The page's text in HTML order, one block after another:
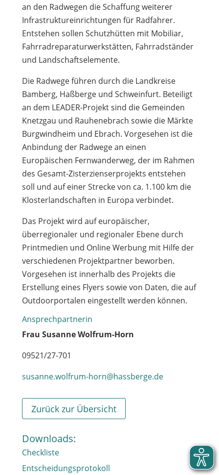
an den Radwegen die Schaffung weiterer
Infrastruktureinrichtungen für Radfahrer.
Entstehen sollen Schutzhütten mit Mobiliar,
Fahrradreparaturwerkstätten, Fahrradständer
und Landschaftselemente.
Die Radwege führen durch die Landkreise
Bamberg, Haßberge und Schweinfurt. Beteiligt
an dem LEADER-Projekt sind die Gemeinden
Knetzgau und Rauhenebrach sowie die Märkte
Burgwindheim und Ebrach. Vorgesehen ist die
Anbindung der Radwege an einen
Europäischen Fernwanderweg, der im Rahmen
des Gesamt-Zisterzienserprojekts entstehen
soll und auf einer Strecke von ca. 1.100 km die
Klosterlandschaften in Europa verbindet.
Das Projekt wird auf europäischer,
überregionaler und regionaler Ebene durch
Printmedien und Online Werbung mit Hilfe der
verschiedenen Projektpartner beworben.
Vorgesehen ist innerhalb des Projekts die
Erstellung eines Flyers sowie von Daten, die auf
Outdoorportalen eingestellt werden können.
Ansprechpartnerin
Frau Susanne Wolfrum-Horn
09521/27-701
susanne.wolfrum-horn@hassberge.de
Zurück zur Übersicht
Downloads:
Checkliste
Entscheidungsprotokoll